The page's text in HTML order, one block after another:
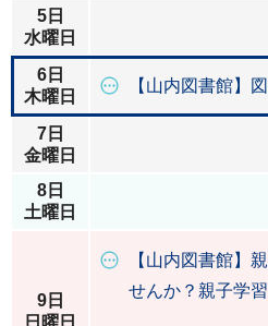
5日
水曜日
6日
木曜日
【山内図書館】
7日
金曜日
8日
土曜日
9日
日曜日
【山内図書館】
せんか？親子学